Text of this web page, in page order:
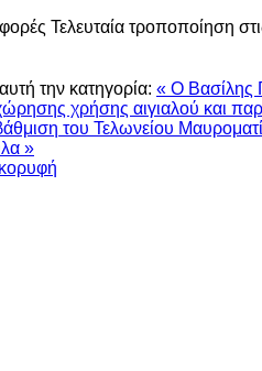
φορές Τελευταία τροποποίηση
την κατηγορία: « Ο Βασίλης
χρήσης αιγιαλού και
του Τελωνείου
»